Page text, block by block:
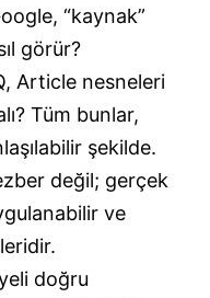
“kaynak”
görür?
Article nesneleri
Tüm bunlar,
şekilde.
değil; gerçek
ve
doğru